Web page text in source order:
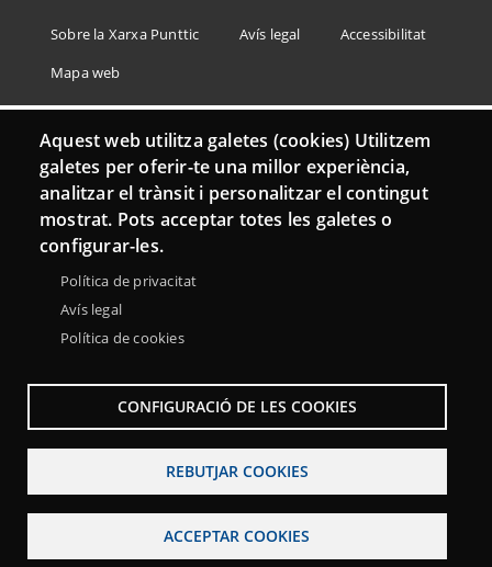
Aquest web utilitza galetes (cookies) Utilitzem
galetes per oferir-te una millor experiència,
analitzar el trànsit i personalitzar el contingut
mostrat. Pots acceptar totes les galetes o
configurar-les.
Política de privacitat
Avís legal
Política de cookies
CONFIGURACIÓ DE LES COOKIES
REBUTJAR COOKIES
ACCEPTAR COOKIES
Menu
Footer
Sobre la Xarxa Punttic Avís legal
Accessibilitat
Mapa web